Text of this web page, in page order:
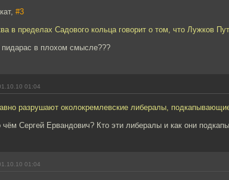
#3
в пределах Садового кольца говорит о том, что Лужков
пидарас в плохом смысле???
01:04
разрушают околокремлевские либералы,
Сергей Ервандович? Кто эти либералы и как они
01:04